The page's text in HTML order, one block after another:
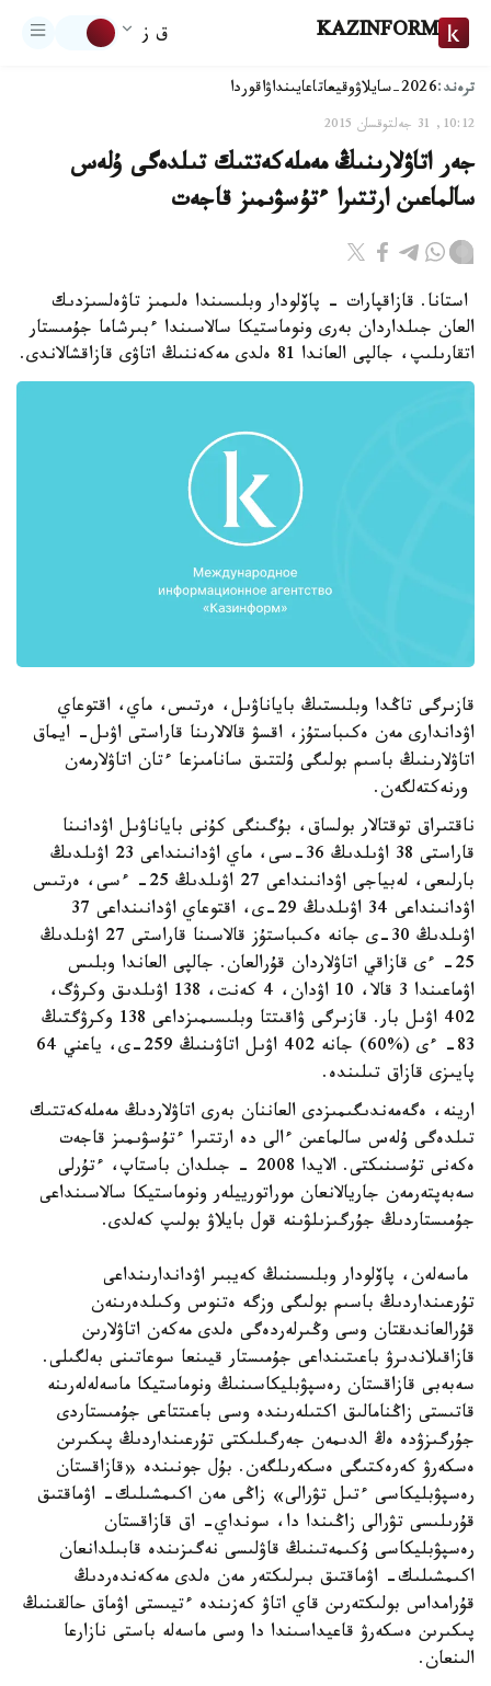
KAZINFORM ق ز
ترەند:2026-سايلاۋ وقيعاتاعايىنداۋاقوردا
10:12, 31 جەلتوقسان 2015
جەر اتاۋلارىنىڭ مەملەكەتتىك تىلدەگى ۇلەس
سالماعىن ارتتىرا ءتۇسۋىمىز قاجەت
استانا. قازاقپارات - پاۆلودار وبلىسىندا ەلىمىز تاۋەلسىزدىك
العان جىلداردان بەرى ونوماستيكا سالاسىندا ءبىرشاما جۇمىستار
اتقارىلىپ، جالپى العاندا 81 ەلدى مەكەننىڭ اتاۋى قازاقشالاندى.
قازىرگى تاڭدا وبلىستىڭ باياناۋىل، ەرتىس، ماي، اقتوعاي
اۋداندارى مەن ەكىباستۇز، اقسۋ قالالارىنا قاراستى اۋىل- ايماق
اتاۋلارىنىڭ باسىم بولىگى ۇلتتىق سانامىزعا ءتان اتاۋلارمەن
ورنەكتەلگەن.
ناقتىراق توقتالار بولساق، بۇگىنگى كۇنى باياناۋىل اۋدانىنا
قاراستى 38 اۋىلدىڭ 36-سى، ماي اۋدانىنداعى 23 اۋىلدىڭ
بارلىعى، لەبياجى اۋدانىنداعى 27 اۋىلدىڭ 25- ءسى، ەرتىس
اۋدانىنداعى 34 اۋىلدىڭ 29-ى، اقتوعاي اۋدانىنداعى 37
اۋىلدىڭ 30-ى جانە ەكىباستۇز قالاسىنا قاراستى 27 اۋىلدىڭ
25- ءى قازاقي اتاۋلاردان قۇرالعان. جالپى العاندا وبلىس
اۋماعىندا 3 قالا، 10 اۋدان، 4 كەنت، 138 اۋىلدىق وكرۋگ،
402 اۋىل بار. قازىرگى ۋاقىتتا وبلىسىمىزداعى 138 وكرۋگتىڭ
83- ءى (%60) جانە 402 اۋىل اتاۋىنىڭ 259-ى، ياعني 64
پايىزى قازاق تىلىندە.
ارينە، ەگەمەندىگىمىزدى العاننان بەرى اتاۋلاردىڭ مەملەكەتتىك
تىلدەگى ۇلەس سالماعىن ءالى دە ارتتىرا ءتۇسۋىمىز قاجەت
ەكەنى تۇسىنىكتى. الايدا 2008 - جىلدان باستاپ، ءتۇرلى
سەبەپتەرمەن جاريالانعان موراتورييلەر ونوماستيكا سالاسىنداعى
جۇمىستاردىڭ جۇرگىزىلۋىنە قول بايلاۋ بولىپ كەلدى.
ماسەلەن، پاۆلودار وبلىسىنىڭ كەيبىر اۋداندارىنداعى
تۇرعىنداردىڭ باسىم بولىگى وزگە ەتنوس وكىلدەرىنەن
قۇرالعاندىقتان وسى وڭىرلەردەگى ەلدى مەكەن اتاۋلارىن
قازاقىلاندىرۋ باعىتىنداعى جۇمىستار قيىنعا سوعاتىنى بەلگىلى.
سەبەبى قازاقستان رەسپۋبليكاسىنىڭ ونوماستيكا ماسەلەلەرىنە
قاتىستى زاڭنامالىق اكتىلەرىندە وسى باعىتتاعى جۇمىستاردى
جۇرگىزۋدە ەڭ الدىمەن جەرگىلىكتى تۇرعىنداردىڭ پىكىرىن
ەسكەرۋ كەرەكتىگى ەسكەرىلگەن. بۇل جونىندە «قازاقستان
رەسپۋبليكاسى ءتىل تۋرالى» زاڭى مەن اكىمشىلىك- اۋماقتىق
قۇرىلىسى تۋرالى زاڭىندا دا، سونداي- اق قازاقستان
رەسپۋبليكاسى ۇكىمەتىنىڭ قاۋلىسى نەگىزىندە قابىلدانعان
اكىمشىلىك- اۋماقتىق بىرلىكتەر مەن ەلدى مەكەندەردىڭ
قۇرامداس بولىكتەرىن قاي اتاۋ كەزىندە ءتيىستى اۋماق حالقىنىڭ
پىكىرىن ەسكەرۋ قاعيداسىندا دا وسى ماسەلە باستى نازارعا
الىنعان.